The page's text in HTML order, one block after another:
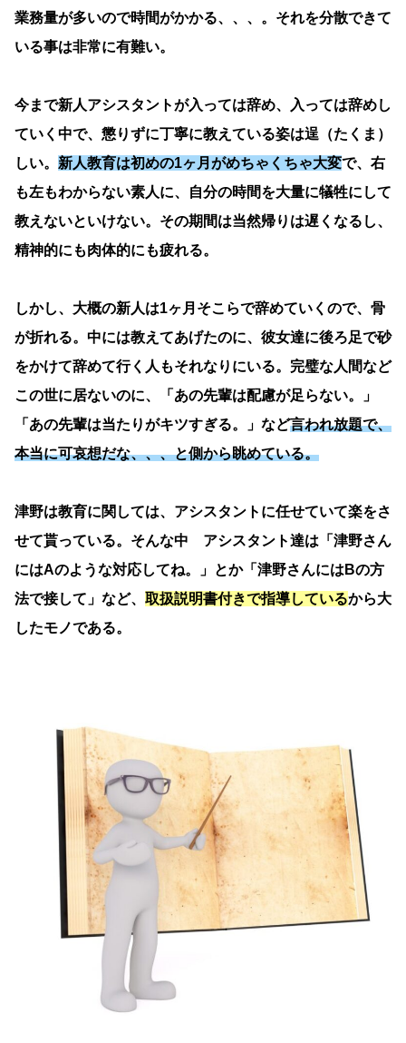
業務量が多いので時間がかかる、、、。それを分散できて
いる事は非常に有難い。
今まで新人アシスタントが入っては辞め、入っては辞めし
ていく中で、懲りずに丁寧に教えている姿は逞（たくま）
しい。 新人教育は初めの1ヶ月がめちゃくちゃ大変で、右
も左もわからない素人に、自分の時間を大量に犠牲にして
教えないといけない。その期間は当然帰りは遅くなるし、
精神的にも肉体的にも疲れる。
しかし、大概の新人は1ヶ月そこらで辞めていくので、骨
が折れる。中には教えてあげたのに、彼女達に後ろ足で砂
をかけて辞めて行く人もそれなりにいる。完璧な人間など
この世に居ないのに、「あの先輩は配慮が足らない。」
「あの先輩は当たりがキツすぎる。」など言われ放題で、
本当に可哀想だな、、、と側から眺めている。
津野は教育に関しては、アシスタントに任せていて楽をさ
せて貰っている。そんな中 アシスタント達は「津野さん
にはAのような対応してね。」とか「津野さんにはBの方
法で接して」など、 取扱説明書付きで指導しているから大
したモノである。